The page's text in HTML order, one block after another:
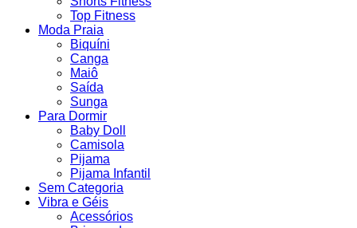
Top Fitness
Moda Praia
Biquíni
Canga
Maiô
Saída
Sunga
Para Dormir
Baby Doll
Camisola
Pijama
Pijama Infantil
Sem Categoria
Vibra e Géis
Acessórios